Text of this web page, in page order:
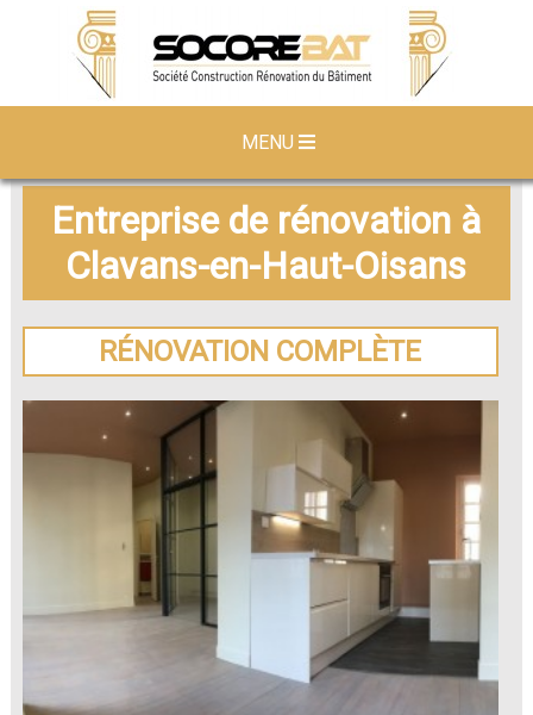
MENU
Entreprise de rénovation à
Clavans-en-Haut-Oisans
RÉNOVATION COMPLÈTE